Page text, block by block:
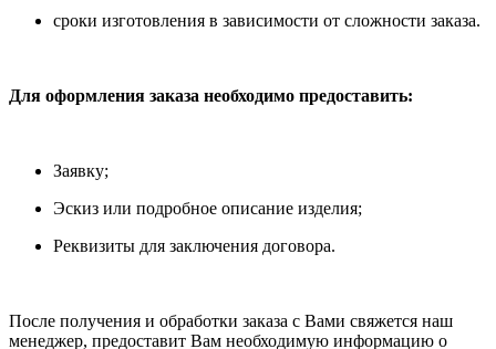
сроки изготовления в зависимости от сложности заказа.
Для оформления заказа необходимо предоставить:
Заявку;
Эскиз или подробное описание изделия;
Реквизиты для заключения договора.
После получения и обработки заказа с Вами свяжется наш
менеджер, предоставит Вам необходимую информацию о